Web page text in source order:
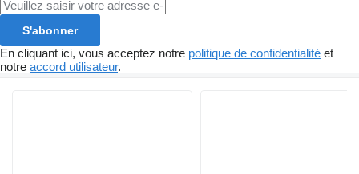
S'abonner
En cliquant ici, vous acceptez notre politique de confidentialité et
notre accord utilisateur.